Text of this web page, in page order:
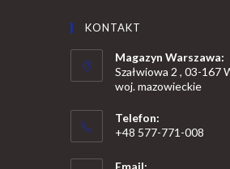
KONTAKT
Magazyn Warszawa:
Szałwiowa 2 , 03-167
woj. mazowieckie
Telefon:
+48 577-771-008
Email: